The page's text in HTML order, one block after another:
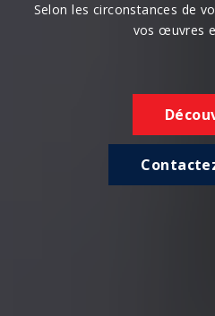
Selon les circonstances de
vos œuvres